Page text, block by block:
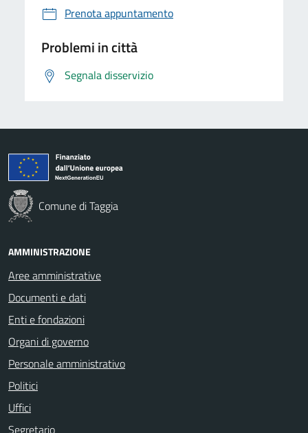
Prenota appuntamento
Problemi in città
Segnala disservizio
Comune di Taggia
AMMINISTRAZIONE
Aree amministrative
Documenti e dati
Enti e fondazioni
Organi di governo
Personale amministrativo
Politici
Uffici
Segretario